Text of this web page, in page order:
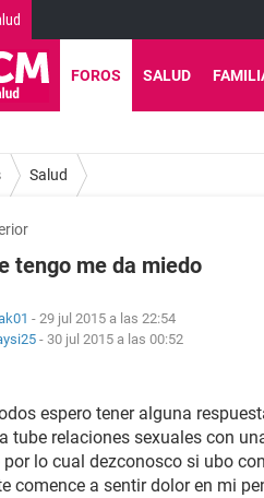
FOROS SALUD
Salud
tengo me da miedo
- 29 jul 2015 a las 22:54
- 30 jul 2015 a las 00:52
espero tener alguna
tube relaciones sexuales con
lo cual dezconosco si ubo
comence a sentir dolor en mi